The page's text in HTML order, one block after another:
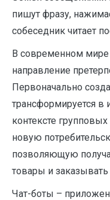
пишут фразу,
собеседник читает
В современном мире
направление
Первоначально
трансформируется
контексте
новую
позволяющую
товары и заказывать
Чат-боты –